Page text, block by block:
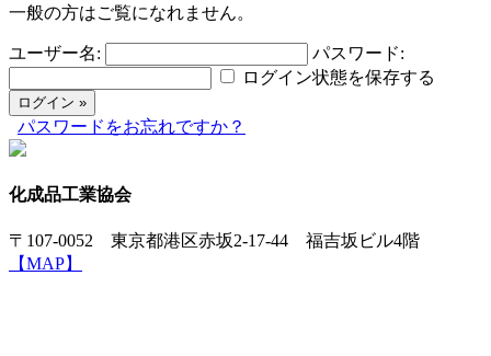
一般の方はご覧になれません。
ユーザー名:
パスワード:
ログイン状態を保存する
パスワードをお忘れですか？
化成品工業協会
〒107-0052 東京都港区赤坂2-17-44 福吉坂ビル4階
【MAP】